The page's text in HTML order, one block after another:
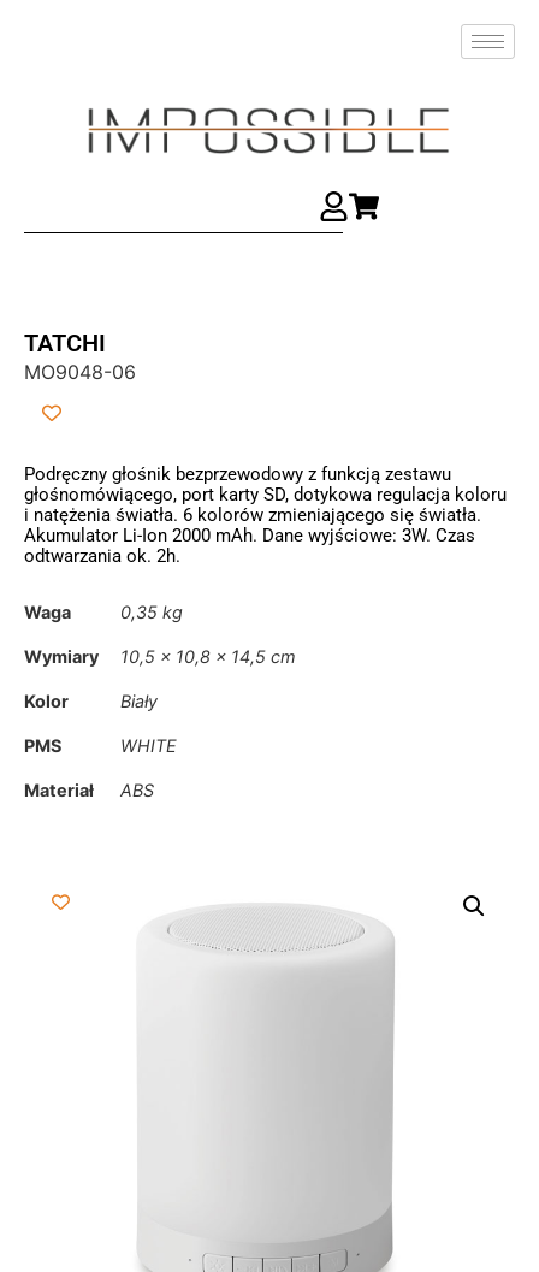
TATCHI
MO9048-06
Podręczny głośnik bezprzewodowy z funkcją zestawu
głośnomówiącego, port karty SD, dotykowa regulacja koloru
i natężenia światła. 6 kolorów zmieniającego się światła.
Akumulator Li-Ion 2000 mAh. Dane wyjściowe: 3W. Czas
odtwarzania ok. 2h.
Waga 0,35 kg
Wymiary 10,5 × 10,8 × 14,5 cm
Kolor Biały
PMS WHITE
Materiał ABS